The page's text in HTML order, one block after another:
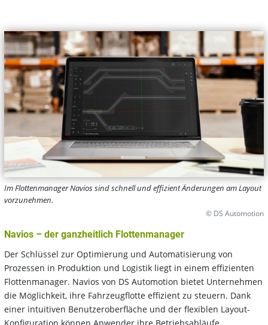
Im Flottenmanager Navios sind schnell und effizient Änderungen am Layout
vorzunehmen.
© DS Automotion
Navios – der ganzheitlich Flottenmanager
Der Schlüssel zur Optimierung und Automatisierung von
Prozessen in Produktion und Logistik liegt in einem effizienten
Flottenmanager. Navios von DS Automotion bietet Unternehmen
die Möglichkeit, ihre Fahrzeugflotte effizient zu steuern. Dank
einer intuitiven Benutzeroberfläche und der flexiblen Layout-